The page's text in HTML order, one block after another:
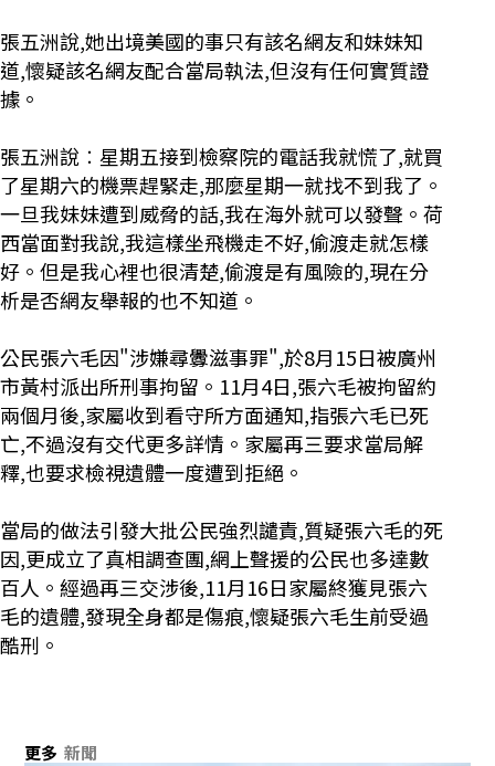
張五洲說,她出境美國的事只有該名網友和妹妹知
道,懷疑該名網友配合當局執法,但沒有任何實質證
據。
張五洲說︰星期五接到檢察院的電話我就慌了,就買
了星期六的機票趕緊走,那麼星期一就找不到我了。
一旦我妹妹遭到威脅的話,我在海外就可以發聲。荷
西當面對我說,我這樣坐飛機走不好,偷渡走就怎樣
好。但是我心裡也很清楚,偷渡是有風險的,現在分
析是否網友舉報的也不知道。
公民張六毛因"涉嫌尋釁滋事罪",於8月15日被廣州
市黃村派出所刑事拘留。11月4日,張六毛被拘留約
兩個月後,家屬收到看守所方面通知,指張六毛已死
亡,不過沒有交代更多詳情。家屬再三要求當局解
釋,也要求檢視遺體一度遭到拒絕。
當局的做法引發大批公民強烈譴責,質疑張六毛的死
因,更成立了真相調查團,網上聲援的公民也多達數
百人。經過再三交涉後,11月16日家屬終獲見張六
毛的遺體,發現全身都是傷痕,懷疑張六毛生前受過
酷刑。
更多 新聞